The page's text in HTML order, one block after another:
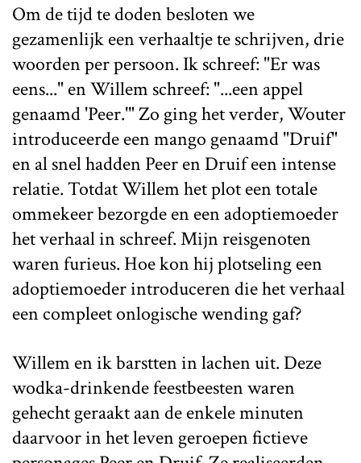
Om de tijd te doden besloten we
gezamenlijk een verhaaltje te schrijven, drie
woorden per persoon. Ik schreef: "Er was
eens..." en Willem schreef: "...een appel
genaamd 'Peer.'" Zo ging het verder, Wouter
introduceerde een mango genaamd "Druif"
en al snel hadden Peer en Druif een intense
relatie. Totdat Willem het plot een totale
ommekeer bezorgde en een adoptiemoeder
het verhaal in schreef. Mijn reisgenoten
waren furieus. Hoe kon hij plotseling een
adoptiemoeder introduceren die het verhaal
een compleet onlogische wending gaf?
Willem en ik barstten in lachen uit. Deze
wodka-drinkende feestbeesten waren
gehecht geraakt aan de enkele minuten
daarvoor in het leven geroepen fictieve